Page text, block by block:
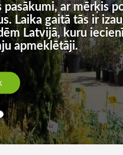
pasākumi, ar mērķis
Laika gaitā tās ir
Latvijā, kuru
apmeklētāji.